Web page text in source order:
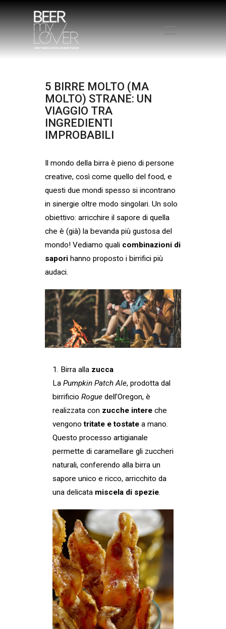
CHI SIAMO
PROGRAMMA
VISITA
ESPONI
ELENCO ESPOSITORI
NEWS
CONTATTI
ACQUISTA BIGLIETTO
5 BIRRE MOLTO (MA
MOLTO) STRANE: UN
VIAGGIO TRA
INGREDIENTI
IMPROBABILI
Il mondo della birra è pieno di persone
creative, così come quello del food, e
questi due mondi spesso si incontrano
in sinergie oltre modo singolari. Un solo
obiettivo: arricchire il sapore di quella
che è (già) la bevanda più gustosa del
mondo! Vediamo quali combinazioni di
sapori hanno proposto i birrifici più
audaci.
1. Birra alla zucca
La Pumpkin Patch Ale, prodotta dal
birrificio Rogue dell’Oregon, è
realizzata con zucche intere che
vengonotritate e tostate a mano.
Questo processo artigianale
permette di caramellare gli zuccheri
naturali, conferendo alla birra un
sapore unico e ricco, arricchito da
una delicata miscela di spezie.